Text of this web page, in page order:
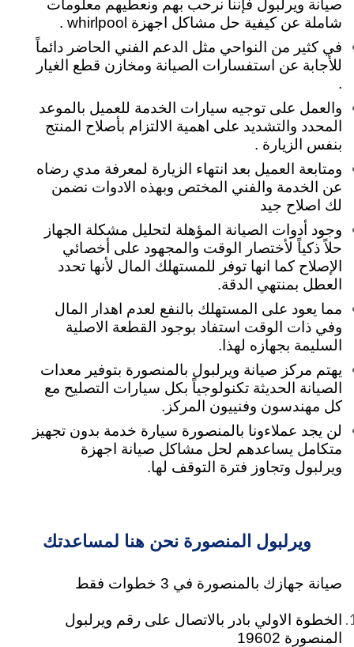
صيانة ويرلبول فإننا نرحب بهم ونعطيهم معلومات
شاملة عن كيفية حل مشاكل اجهزة whirlpool .
في كثير من النواحي مثل الدعم الفني الحاضر دائماً
للأجابة عن استفسارات الصيانة ومخازن قطع الغيار
.
والعمل على توجيه سيارات الخدمة للعميل بالموعد
المحدد والتشديد على اهمية الالتزام بأصلاح المنتج
بنفس الزيارة .
ومتابعة العميل بعد انتهاء الزيارة لمعرفة مدي رضاه
عن الخدمة والفني المختص وبهذه الادوات نضمن
لك اصلاح جيد
وجود أدوات الصيانة المؤهلة لتحليل مشكلة الجهاز
حلاً ذكياً لأختصار الوقت والمجهود على أخصائي
الإصلاح كما انها توفر للمستهلك المال لأنها تحدد
العطل بمنتهي الدقة.
مما يعود على المستهلك بالنفع لعدم اهدار المال
وفي ذات الوقت استفاد بوجود القطعة الاصلية
السليمة بجهازه لهذا.
يهتم مركز صيانة ويرلبول بالمنصورة بتوفير معدات
الصيانة الحديثة تكنولوجياً بكل سيارات التصليح مع
كل مهندسون وفنييون المركز.
لن يجد عملاءونا بالمنصورة سيارة خدمة بدون تجهيز
متكامل يساعدهم لحل مشاكل صيانة اجهزة
ويرلبول وتجاوز فترة التوقف لها.
ويرلبول المنصورة نحن هنا لمساعدتك
صيانة جهازك بالمنصورة في 3 خطوات فقط
الخطوة الاولي بادر بالاتصال على رقم ويرلبول
المنصورة 19602